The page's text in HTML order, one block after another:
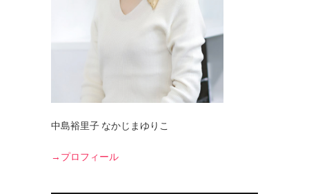
中島裕里子 なかじまゆりこ
→プロフィール